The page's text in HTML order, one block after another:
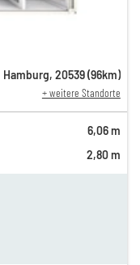
Hamburg, 20539(96km)
+ weitere Standorte
6,06 m
2,80 m